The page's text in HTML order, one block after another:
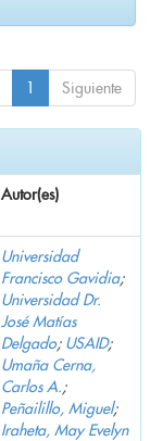
1 Siguiente
Autor(es)
Universidad
Francisco Gavidia;
Universidad Dr.
José Matías
Delgado; USAID;
Umaña Cerna,
Carlos A.;
Peñailillo, Miguel;
Iraheta, May Evelyn